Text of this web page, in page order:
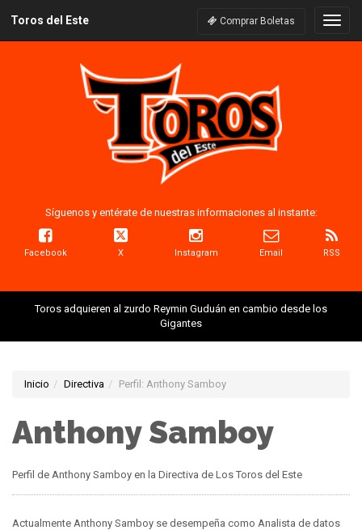
Toros del Este Comprar Boletas
Síguenos y entérate de nuestras informaciones al instante:
Facebook X Instagram Email RSS
Toros adquieren al zurdo Reymin Guduán en cambio desde los
Gigantes
Inicio Directiva Perfil: Anthony Samboy
Anthony Samboy
Perfil de Anthony Samboy en la Directiva de Los Toros del Este
Actualmente Anthony Samboy se desempeña como Analista de datos